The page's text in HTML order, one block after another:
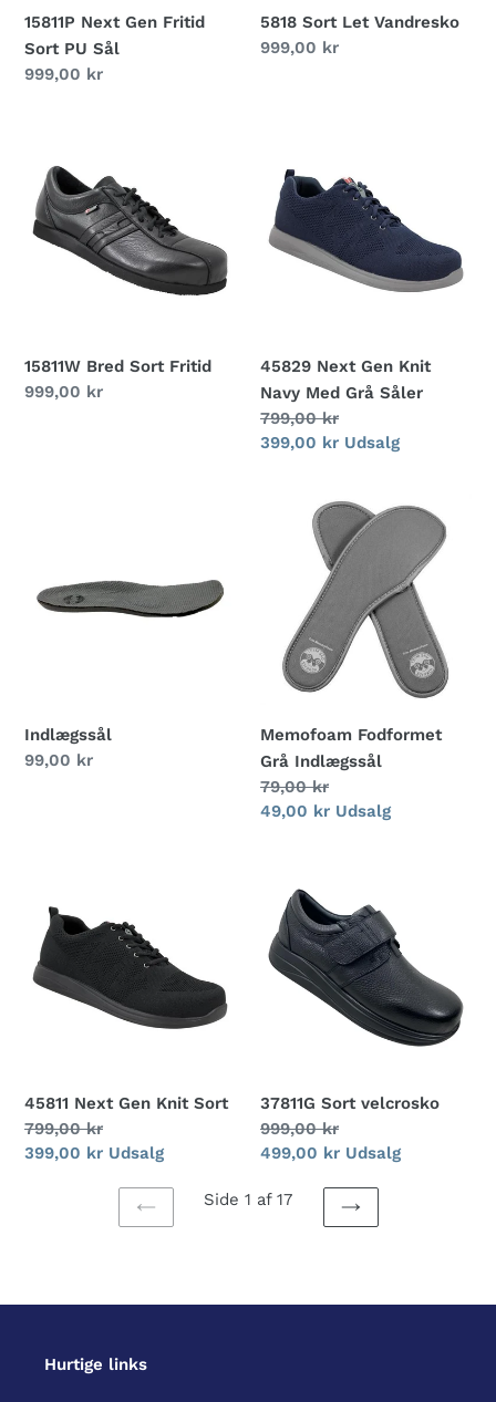
15811P Next Gen Fritid
Sort PU Sål
Normalpris
999,00 kr
5818 Sort Let Vandresko
Normalpris
999,00 kr
Bred
Sort
Fritid
15811W Bred Sort Fritid
Normalpris
999,00 kr
Gen
Knit
Navy
45829 Next Gen Knit
Navy Med Grå Såler
Normalpris
799,00 kr
Udsalgspris
399,00 kr Udsalg
Indlægssål
Normalpris
99,00 kr
Memofoam
Fodformet
Indlægssål
Memofoam Fodformet
Grå Indlægssål
Normalpris
79,00 kr
Udsalgspris
49,00 kr Udsalg
Gen
Knit
Sort
45811 Next Gen Knit Sort
Normalpris
799,00 kr
Udsalgspris
399,00 kr Udsalg
Sort
velcrosko
37811G Sort velcrosko
Normalpris
999,00 kr
Udsalgspris
499,00 kr Udsalg
FORRIGE
Side 1 af 17
NÆSTE
Hurtige links